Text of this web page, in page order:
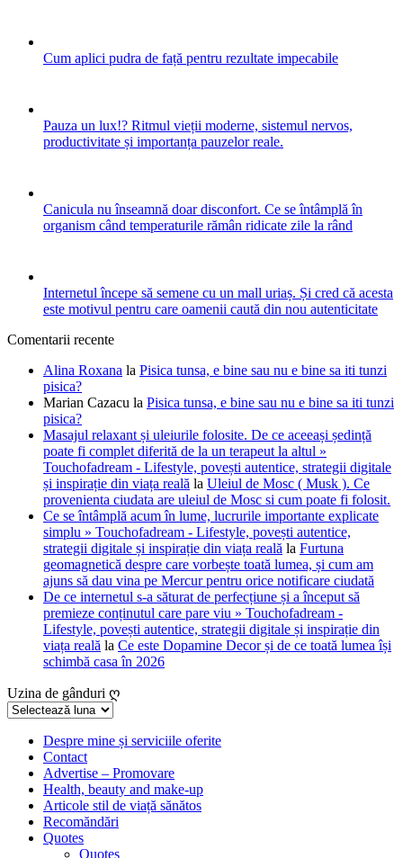
Cum aplici pudra de față pentru rezultate impecabile
Pauza un lux!? Ritmul vieții moderne, sistemul nervos,
productivitate și importanța pauzelor reale.
Canicula nu înseamnă doar disconfort. Ce se întâmplă în
organism când temperaturile rămân ridicate zile la rând
Internetul începe să semene cu un mall uriaș. Și cred că acesta
este motivul pentru care oamenii caută din nou autenticitate
Comentarii recente
Alina Roxana la Pisica tunsa, e bine sau nu e bine sa iti tunzi
pisica?
Marian Cazacu la Pisica tunsa, e bine sau nu e bine sa iti tunzi
pisica?
Masajul relaxant și uleiurile folosite. De ce aceeași ședință
poate fi complet diferită de la un terapeut la altul »
Touchofadream - Lifestyle, povești autentice, strategii digitale
și inspirație din viața reală la Uleiul de Mosc ( Musk ). Ce
provenienta ciudata are uleiul de Mosc si cum poate fi folosit.
Ce se întâmplă acum în lume, lucrurile importante explicate
simplu » Touchofadream - Lifestyle, povești autentice,
strategii digitale și inspirație din viața reală la Furtuna
geomagnetică despre care vorbește toată lumea, și cum am
ajuns să dau vina pe Mercur pentru orice notificare ciudată
De ce internetul s-a săturat de perfecțiune și a început să
premieze conținutul care pare viu » Touchofadream -
Lifestyle, povești autentice, strategii digitale și inspirație din
viața reală la Ce este Dopamine Decor și de ce toată lumea își
schimbă casa în 2026
Uzina de gânduri ღ
Uzina
gânduriDespre mine și serviciile oferite
Contact
Advertise – Promovare
Health, beauty and make-up
Articole stil de viață sănătos
Recomăndări
Quotes
Quotes